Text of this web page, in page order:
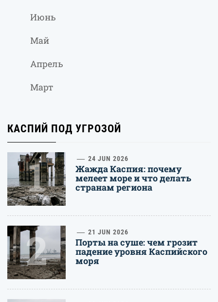
Июнь
Май
Апрель
Март
КАСПИЙ ПОД УГРОЗОЙ
1 24 JUN 2026
Жажда Каспия: почему
мелеет море и что делать
странам региона
2 21 JUN 2026
Порты на суше: чем грозит
падение уровня Каспийского
моря